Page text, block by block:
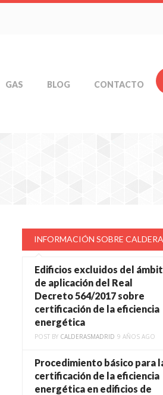
GAS BLOG CONTACTO
INFORMACIÓN SOBRE
Edificios excluidos del
de aplicación del Real
Decreto 564/2017 sobre
certificación de la eficiencia
energética
POST BY CALDERASMADRID 9 AÑOS AGO
Procedimiento básico para
certificación de la eficiencia
energética en edificios de